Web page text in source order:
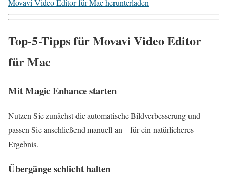
Movavi Video Editor für Mac herunterladen
Top-5-Tipps für Movavi Video Editor
für Mac
Mit Magic Enhance starten
Nutzen Sie zunächst die automatische Bildverbesserung und
passen Sie anschließend manuell an – für ein natürlicheres
Ergebnis.
Übergänge schlicht halten